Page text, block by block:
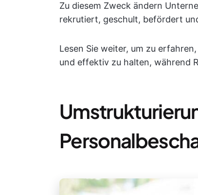
Zu diesem Zweck ändern
rekrutiert, geschult, befördert
Lesen Sie weiter, um zu
und effektiv zu halten, während